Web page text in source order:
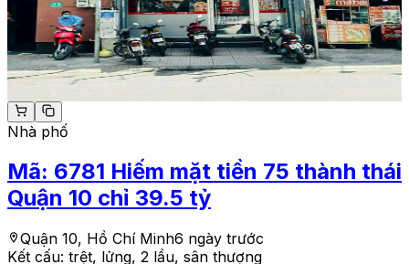
Nhà phố
Mã: 6781 Hiếm mặt tiền 75 thành thái
Quận 10 chỉ 39.5 tỷ
Quận 10, Hồ Chí Minh6 ngày trước
Kết cấu: trệt, lửng, 2 lầu, sân thượng